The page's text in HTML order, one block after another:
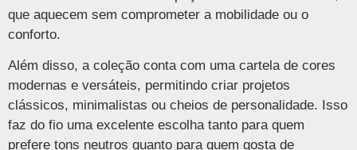
que aquecem sem comprometer a mobilidade ou o
conforto.
Além disso, a coleção conta com uma cartela de cores
modernas e versáteis, permitindo criar projetos
clássicos, minimalistas ou cheios de personalidade. Isso
faz do fio uma excelente escolha tanto para quem
prefere tons neutros quanto para quem gosta de